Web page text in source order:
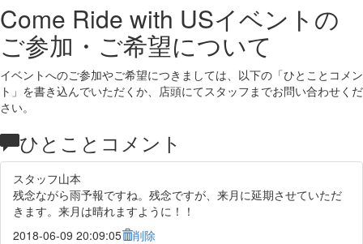
Come Ride with USイベントの
ご参加・ご希望について
イベントへのご参加やご希望につきましては、以下の「ひとことコメン
ト」を書き込んでいただくか、店頭にてスタッフまでお問い合わせくだ
さい。
ひとことコメント
スタッフ山本
残念ながら雨予報ですね。残念ですが、来月に延期させていただ
きます。来月は晴れますように！！
2018-06-09 20:09:05
削除